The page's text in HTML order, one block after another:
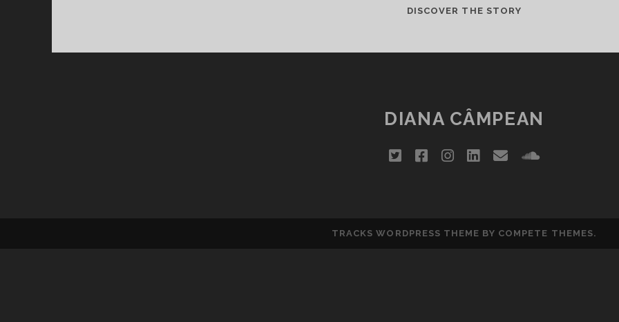
DISCOVER THE STORYOCTOMBRIE
DIANA CÂMPEAN
twitterfacebookinstagram
linkedin
emailsoundcloud
TRACKS WORDPRESS THEME BY COMPETE THEMES.